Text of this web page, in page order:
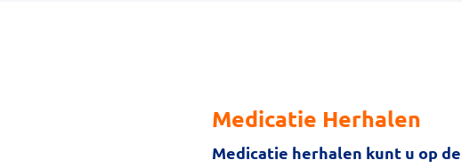
Medicatie Herhalen
Medicatie herhalen kunt u op